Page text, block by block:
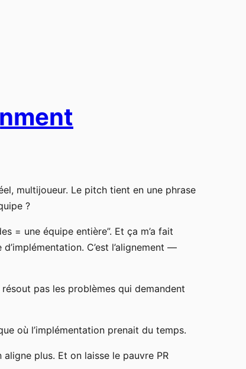
multijoueur. Le pitch tient en une phrase
?
= une équipe entière”. Et ça m’a fait
C’est l’alignement —
pas les problèmes qui demandent
où l’implémentation prenait du temps.
aligne plus. Et on laisse le pauvre PR